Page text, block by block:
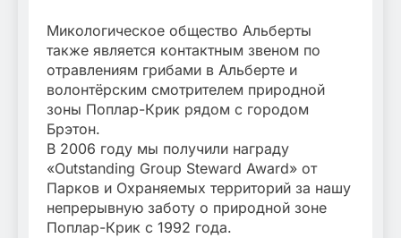
Микологическое общество Альберты
также является контактным звеном по
отравлениям грибами в Альберте и
волонтёрским смотрителем природной
зоны Поплар-Крик рядом с городом
Брэтон.
В 2006 году мы получили награду
«Outstanding Group Steward Award» от
Парков и Охраняемых территорий за нашу
непрерывную заботу о природной зоне
Поплар-Крик с 1992 года.